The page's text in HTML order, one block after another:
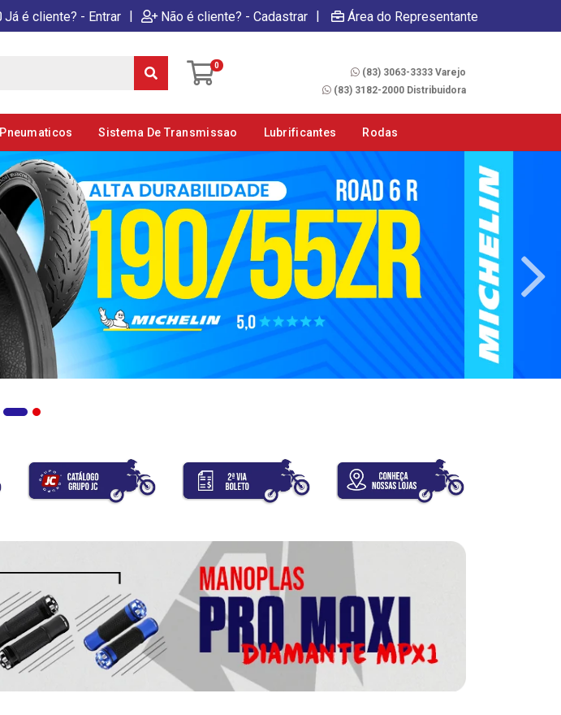
Já é cliente? - Entrar | Não é cliente? - Cadastrar | Área do Representante
0
(83) 3063-3333 Varejo
(83) 3182-2000 Distribuidora
Pneumaticos Sistema De Transmissao Lubrificantes Rodas